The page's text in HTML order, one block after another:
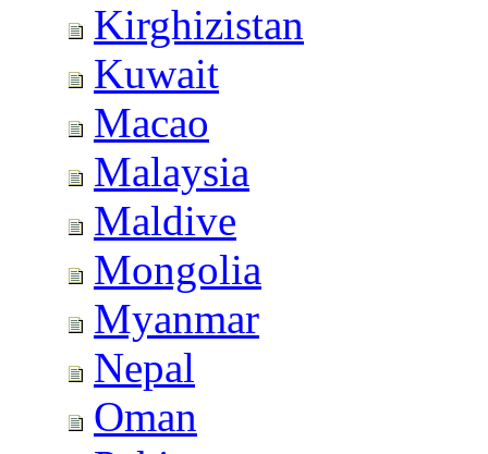
Kirghizistan
Kuwait
Macao
Malaysia
Maldive
Mongolia
Myanmar
Nepal
Oman